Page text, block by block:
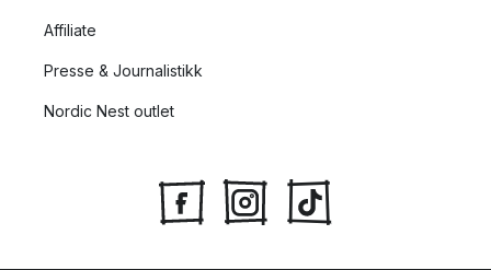
Affiliate
Presse & Journalistikk
Nordic Nest outlet